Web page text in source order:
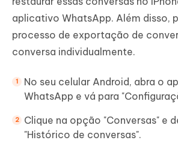
aplicativo WhatsApp. Além disso,
processo de exportação de
conversa individualmente.
No seu celular Android, abra o
WhatsApp e vá para
Clique na opção "Conversas" e
"Histórico de conversas".